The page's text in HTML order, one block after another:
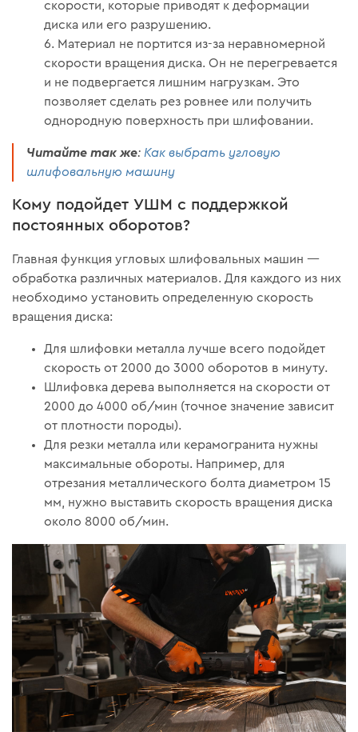
скорости, которые приводят к деформации
диска или его разрушению.
Материал не портится из-за неравномерной
скорости вращения диска. Он не перегревается
и не подвергается лишним нагрузкам. Это
позволяет сделать рез ровнее или получить
однородную поверхность при шлифовании.
Читайте так же: Как выбрать угловую
шлифовальную машину
Кому подойдет УШМ с поддержкой
постоянных оборотов?
Главная функция угловых шлифовальных машин —
обработка различных материалов. Для каждого из них
необходимо установить определенную скорость
вращения диска:
Для шлифовки металла лучше всего подойдет
скорость от 2000 до 3000 оборотов в минуту.
Шлифовка дерева выполняется на скорости от
2000 до 4000 об/мин (точное значение зависит
от плотности породы).
Для резки металла или керамогранита нужны
максимальные обороты. Например, для
отрезания металлического болта диаметром 15
мм, нужно выставить скорость вращения диска
около 8000 об/мин.